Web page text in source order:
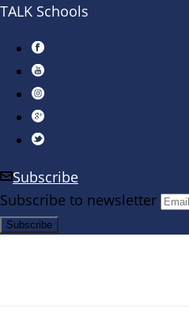
TALK Schools
Subscribe
Subscribe to newsletter